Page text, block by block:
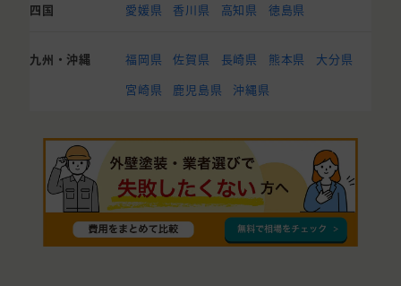
四国 愛媛県 香川県 高知県 徳島県
九州・沖縄 福岡県 佐賀県 長崎県 熊本県
大分県
宮崎県
鹿児島県 沖縄県